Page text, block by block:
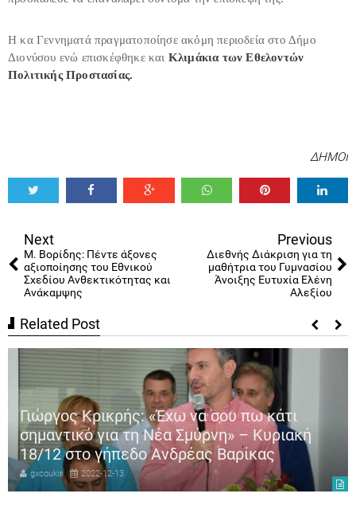
Η κα Γεννηματά πραγματοποίησε ακόμη περιοδεία στο Δήμο
Διονύσου ενώ επισκέφθηκε και Κλιμάκια των Εθελοντών
Πολιτικής Προστασίας.
ΔΗΜΟΙ
Next
Μ. Βορίδης: Πέντε άξονες
αξιοποίησης του Εθνικού
Σχεδίου Ανθεκτικότητας και
Ανάκαμψης
Previous
Διεθνής Διάκριση για τη
μαθήτρια του Γυμνασίου
Άνοιξης Ευτυχία Ελένη
Αλεξίου
Related Post
Γιώργος Κρικρής: «Έχω να σου πω κάτι
σημαντικό για τη Νέα Σμύρνη» – Κυριακή
18/12 στο γήπεδο Ανδρέας Βαρίκας
gxcoukis 2022-12-13